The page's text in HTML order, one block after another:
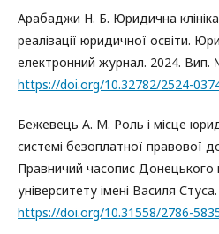
Арабаджи Н. Б. Юридична
реалізації юридичної освіти.
електронний журнал. 2024. Вип.
https://doi.org/10.32782/2524-
Бежевець А. М. Роль і місце
системі безоплатної правової
Правничий часопис Донецького
університету імені Василя
https://doi.org/10.31558/2786-